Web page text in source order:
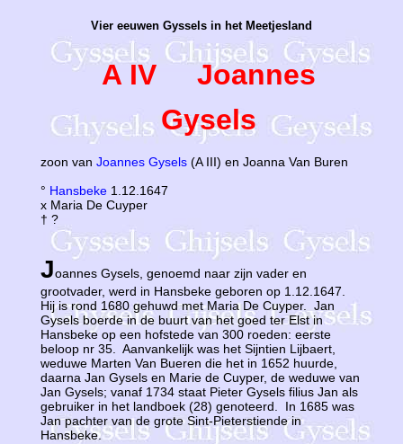
Vier eeuwen Gyssels in het Meetjesland
A IV Joannes
Gysels
zoon van Joannes Gysels(A III) en Joanna Van Buren
° Hansbeke1.12.1647
x Maria De Cuyper
† ?
Joannes Gysels, genoemd naar zijn vader en
grootvader, werd in Hansbeke geboren op 1.12.1647.
Hij is rond 1680 gehuwd met Maria De Cuyper. Jan
Gysels boerde in de buurt van het goed ter Elst in
Hansbeke op een hofstede van 300 roeden: eerste
beloop nr 35. Aanvankelijk was het Sijntien Lijbaert,
weduwe Marten Van Bueren die het in 1652 huurde,
daarna Jan Gysels en Marie de Cuyper, de weduwe van
Jan Gysels; vanaf 1734 staat Pieter Gysels filius Jan als
gebruiker in het landboek (28) genoteerd. In 1685 was
Jan pachter van de grote Sint-Pieterstiende in
Hansbeke.